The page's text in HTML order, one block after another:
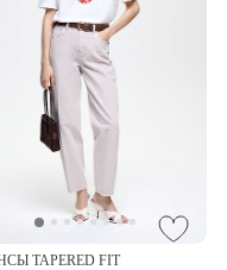
TAPERED FIT